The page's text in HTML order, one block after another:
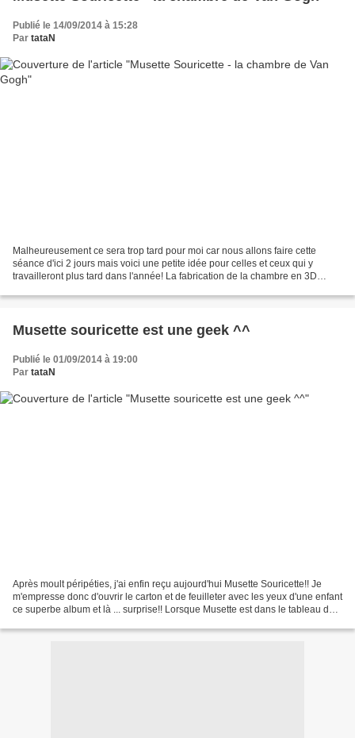
Publié le 14/09/2014 à 15:28
Par tataN
Malheureusement ce sera trop tard pour moi car nous allons faire cette
séance d'ici 2 jours mais voici une petite idée pour celles et ceux qui y
travailleront plus tard dans l'année! La fabrication de la chambre en 3D
Musette souricette est une geek ^^
Publié le 01/09/2014 à 19:00
Par tataN
Après moult péripéties, j'ai enfin reçu aujourd'hui Musette Souricette!! Je
m'empresse donc d'ouvrir le carton et de feuilleter avec les yeux d'une enfant
ce superbe album et là ... surprise!! Lorsque Musette est dans le tableau de